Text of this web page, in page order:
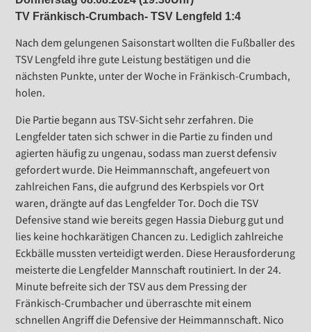
TV Fränkisch-Crumbach- TSV Lengfeld 1:4
Nach dem gelungenen Saisonstart wollten die Fußballer des
TSV Lengfeld ihre gute Leistung bestätigen und die
nächsten Punkte, unter der Woche in Fränkisch-Crumbach,
holen.
Die Partie begann aus TSV-Sicht sehr zerfahren. Die
Lengfelder taten sich schwer in die Partie zu finden und
agierten häufig zu ungenau, sodass man zuerst defensiv
gefordert wurde. Die Heimmannschaft, angefeuert von
zahlreichen Fans, die aufgrund des Kerbspiels vor Ort
waren, drängte auf das Lengfelder Tor. Doch die TSV
Defensive stand wie bereits gegen Hassia Dieburg gut und
lies keine hochkarätigen Chancen zu. Lediglich zahlreiche
Eckbälle mussten verteidigt werden. Diese Herausforderung
meisterte die Lengfelder Mannschaft routiniert. In der 24.
Minute befreite sich der TSV aus dem Pressing der
Fränkisch-Crumbacher und überraschte mit einem
schnellen Angriff die Defensive der Heimmannschaft. Nico